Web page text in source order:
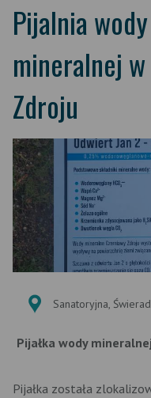
Pijalnia wody
mineralnej
Zdroju
Sanatoryjna,
Pijałka wody
Pijałka została